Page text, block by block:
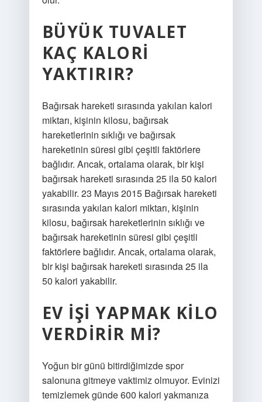
BÜYÜK TUVALET
KAÇ KALORI
YAKTIRIR?
Bağırsak hareketi sırasında yakılan kalori
miktarı, kişinin kilosu, bağırsak
hareketlerinin sıklığı ve bağırsak
hareketinin süresi gibi çeşitli faktörlere
bağlıdır. Ancak, ortalama olarak, bir kişi
bağırsak hareketi sırasında 25 ila 50 kalori
yakabilir. 23 Mayıs 2015 Bağırsak hareketi
sırasında yakılan kalori miktarı, kişinin
kilosu, bağırsak hareketlerinin sıklığı ve
bağırsak hareketinin süresi gibi çeşitli
faktörlere bağlıdır. Ancak, ortalama olarak,
bir kişi bağırsak hareketi sırasında 25 ila
50 kalori yakabilir.
EV IŞI YAPMAK KILO
VERDIRIR MI?
Yoğun bir günü bitirdiğimizde spor
salonuna gitmeye vaktimiz olmuyor. Evinizi
temizlemek günde 600 kalori yakmanıza